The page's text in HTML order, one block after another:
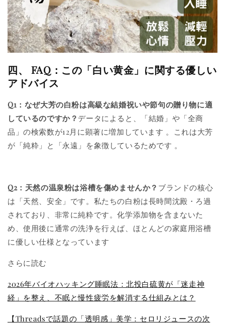
四、 FAQ：この「白い黄金」に関する優しい
アドバイス
Q1：なぜ大芳の白粉は高級な結婚祝いや節句の贈り物に適
しているのですか？ データによると、「結婚」や「全商
品」の検索数が12月に顕著に増加しています 。これは大芳
が「純粋」と「永遠」を象徴しているためです 。
Q2：天然の温泉粉は浴槽を傷めませんか？ ブランドの核心
は「天然、安全」です。私たちの白粉は長時間沈殿・ろ過
されており、非常に純粋です。化学添加物を含まないた
め、使用後に通常の洗浄を行えば、ほとんどの家庭用浴槽
に優しい仕様となっています
さらに読む
2026年バイオハッキング睡眠法：北投白硫黄が「迷走神
経」を整え、不眠と慢性疲労を解消する仕組みとは？
【Threadsで話題の「透明感」美学：セロリジュースの次